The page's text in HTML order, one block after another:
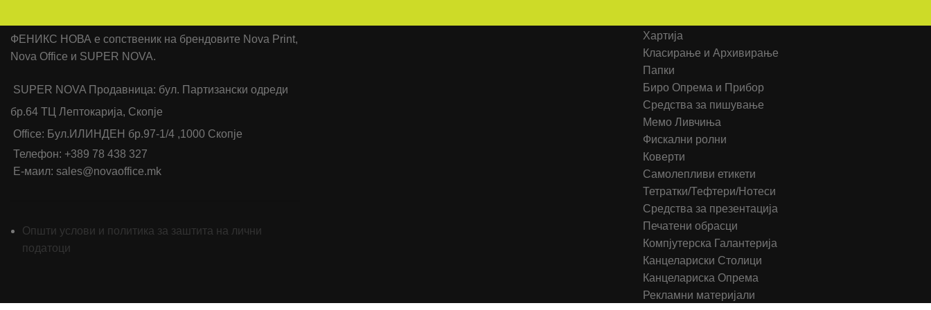
ФЕНИКС НОВА е сопственик на брендовите Nova Print,
Nova Office и SUPER NOVA.
SUPER NOVA Продавница: бул. Партизански одреди
бр.64 ТЦ Лептокарија, Скопје
Office: Бул.ИЛИНДЕН бр.97-1/4 ,1000 Скопје
Телефон: +389 78 438 327
Е-маил: sales@novaoffice.mk
Општи услови и политика за заштита на лични
податоци
Хартија
Класирање и Архивирање
Папки
Биро Опрема и Прибор
Средства за пишување
Мемо Ливчиња
Фискални ролни
Коверти
Самолепливи етикети
Тетратки/Тефтери/Нотеси
Средства за презентација
Печатени обрасци
Компјутерска Галантерија
Канцелариски Столици
Канцелариска Опрема
Рекламни материјали